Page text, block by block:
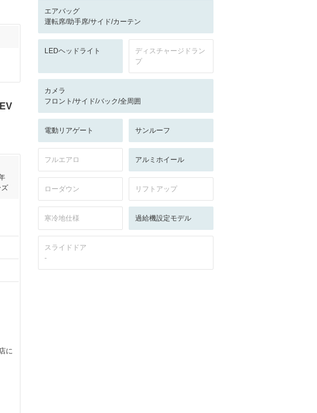
に
エアバッグ
運転席/助手席/サイド/カーテン
LEDヘッドライト
ディスチャージドラン
プ
カメラ
フロント/サイド/バック/全周囲
電動リアゲート サンルーフ
フルエアロ アルミホイール
ローダウン リフトアップ
寒冷地仕様 過給機設定モデル
スライドドア
-